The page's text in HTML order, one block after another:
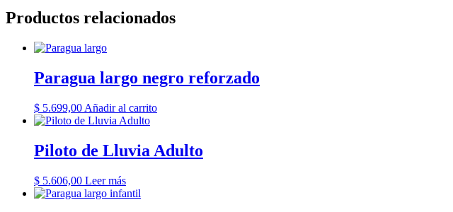
Productos relacionados
Paragua largo negro reforzado
$ 5.699,00 Añadir al carrito
Piloto de Lluvia Adulto
$ 5.606,00 Leer más